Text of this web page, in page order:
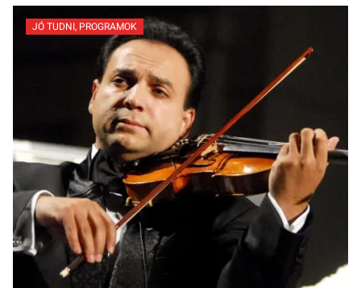
JÓ TUDNI, PROGRAMOK